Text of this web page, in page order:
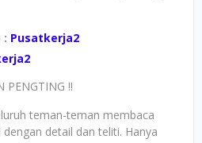
: Pusatkerja2
PENGTING !!
teman-teman membaca
detail dan teliti. Hanya